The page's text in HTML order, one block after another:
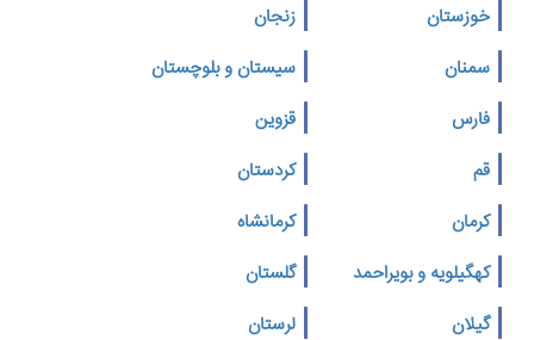
خوزستان
زنجان
سمنان
سیستان و بلوچستان
فارس
قزوین
قم
کردستان
کرمان
کرمانشاه
کهگیلویه و بویراحمد
گلستان
گیلان
لرستان